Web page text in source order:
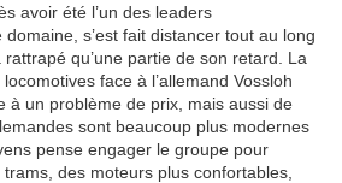
avoir été l’un des leaders
s’est fait distancer tout au long
rattrapé qu’une partie de son retard. La
face à l’allemand Vossloh
à un problème de prix, mais aussi de
sont beaucoup plus modernes
pense engager le groupe pour
des moteurs plus confortables,